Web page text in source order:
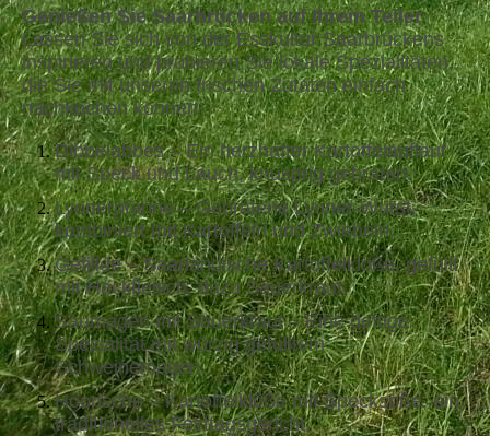
Genießen Sie Saarbrücken auf Ihrem Teller
Lassen Sie sich von der Esskultur Saarbrückens
inspirieren und probieren Sie lokale Spezialitäten,
die Sie mit unseren frischen Zutaten einfach
nachkochen können
Dibbelabbes – Ein herzhafter Kartoffelauflauf
mit Speck und Lauch, knusprig gebraten.
Lyonerpfanne – Gebratene Lyoner-Wurst,
kombiniert mit Kartoffeln und Zwiebeln.
Gefillde – Saarländische Kartoffelklöße, gefüllt
mit Hackfleisch, dazu Sauerkraut.
Saumagen mit Sauerkraut – Eine deftige
Spezialität mit würzig gefülltem
Schweinemagen.
Hoorische – Kartoffelklöße mit Specksoße, ein
traditionelles Festtagsgericht.